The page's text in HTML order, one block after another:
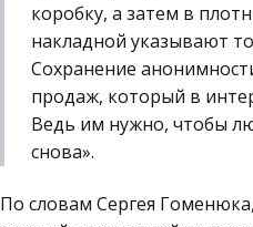
коробку, а затем в
накладной указывают
Сохранение
продаж, который в
Ведь им нужно, чтобы
снова».
По словам Сергея